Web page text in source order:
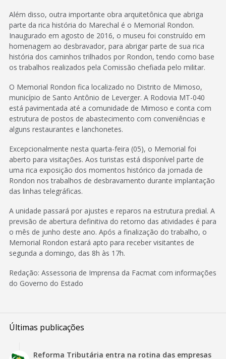
Além disso, outra importante obra arquitetônica que abriga
parte da rica história do Marechal é o Memorial Rondon.
Inaugurado em agosto de 2016, o museu foi construído em
homenagem ao desbravador, para abrigar parte de sua rica
história dos caminhos trilhados por Rondon, tendo como base
os trabalhos realizados pela Comissão chefiada pelo militar.
O Memorial Rondon fica localizado no Distrito de Mimoso,
município de Santo Antônio de Leverger. A Rodovia MT-040
está pavimentada até a comunidade de Mimoso e conta com
estrutura de postos de abastecimento com conveniências e
alguns restaurantes e lanchonetes.
Excepcionalmente nesta quarta-feira (05), o Memorial foi
aberto para visitações. Aos turistas está disponível parte de
uma rica exposição dos momentos histórico da jornada de
Rondon nos trabalhos de desbravamento durante implantação
das linhas telegráficas.
A unidade passará por ajustes e reparos na estrutura predial. A
previsão de abertura definitiva do retorno das atividades é para
o mês de junho deste ano. Após a finalização do trabalho, o
Memorial Rondon estará apto para receber visitantes de
segunda a domingo, das 8h às 17h.
Redação: Assessoria de Imprensa da Facmat com informações
do Governo do Estado
Últimas publicações
Reforma Tributária entra na rotina das empresas